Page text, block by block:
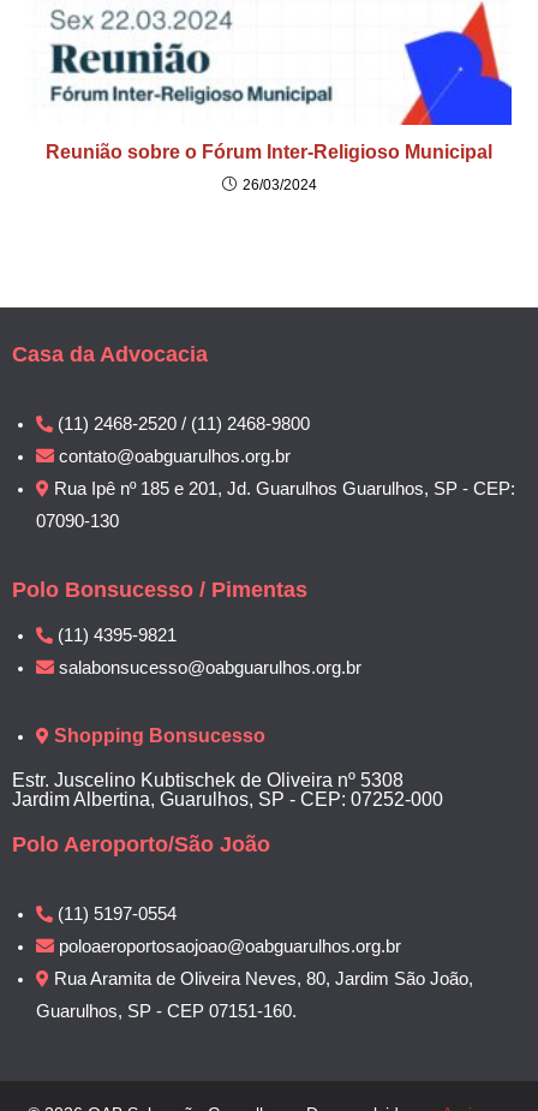
Reunião sobre o Fórum Inter-Religioso Municipal
26/03/2024
Casa da Advocacia
(11) 2468-2520 / (11) 2468-9800
contato@oabguarulhos.org.br
Rua Ipê nº 185 e 201, Jd. Guarulhos Guarulhos, SP - CEP:
07090-130
Polo Bonsucesso / Pimentas
(11) 4395-9821
salabonsucesso@oabguarulhos.org.br
Shopping Bonsucesso
Estr. Juscelino Kubtischek de Oliveira nº 5308
Jardim Albertina, Guarulhos, SP - CEP: 07252-000
Polo Aeroporto/São João
(11) 5197-0554
poloaeroportosaojoao@oabguarulhos.org.br
Rua Aramita de Oliveira Neves, 80, Jardim São João,
Guarulhos, SP - CEP 07151-160.